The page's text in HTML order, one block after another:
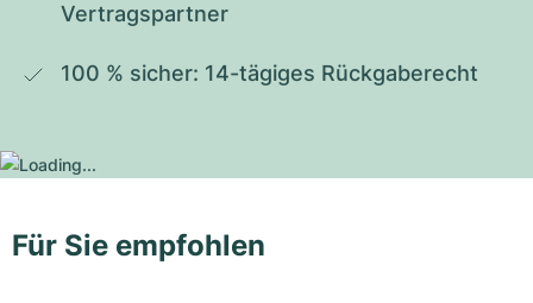
Vertragspartner
100 % sicher: 14-tägiges Rückgaberecht
Für Sie empfohlen